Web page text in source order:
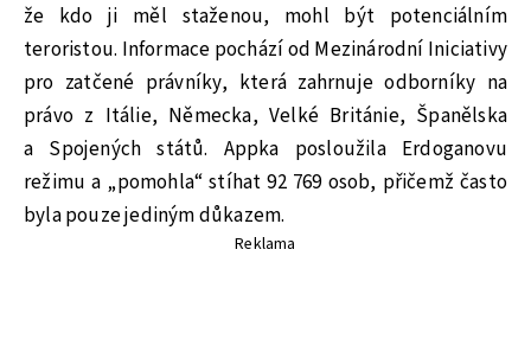
že kdo ji měl staženou, mohl být potenciálním
teroristou. Informace pochází od Mezinárodní Iniciativy
pro zatčené právníky, která zahrnuje odborníky na
právo z Itálie, Německa, Velké Británie, Španělska
a Spojených států. Appka posloužila Erdoganovu
režimu a „pomohla“ stíhat 92 769 osob, přičemž často
byla pouze jediným důkazem.
Reklama